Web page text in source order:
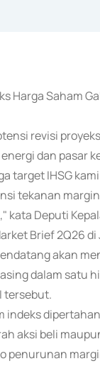
Harga Saham
revisi
dan pasar
target IHSG
tekanan
Deputi
Brief 2Q26 di
akan
dalam satu
tersebut.
indeks
aksi beli
penurunan